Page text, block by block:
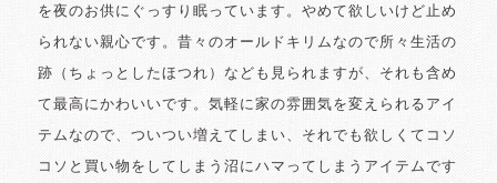
を夜のお供にぐっすり眠っています。やめて欲しいけど止め
られない親心です。昔々のオールドキリムなので所々生活の
跡（ちょっとしたほつれ）なども見られますが、それも含め
て最高にかわいいです。気軽に家の雰囲気を変えられるアイ
テムなので、ついつい増えてしまい、それでも欲しくてコソ
コソと買い物をしてしまう沼にハマってしまうアイテムです